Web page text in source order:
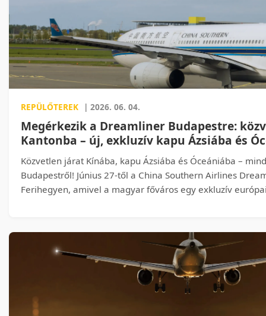
REPÜLŐTEREK | 2026. 06. 04.
Megérkezik a Dreamliner Budapestre:
Kantonba – új, exkluzív kapu Ázsiába és
Közvetlen járat Kínába, kapu Ázsiába és Óceániába –
Budapestről! Június 27-től a China Southern Airlines
Ferihegyen, amivel a magyar főváros egy exkluzív
Kiderül, miért nyílik most valóban új korszak a budapesti